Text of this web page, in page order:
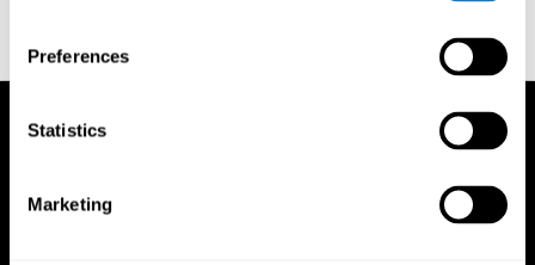
Preferences
Statistics
Marketing